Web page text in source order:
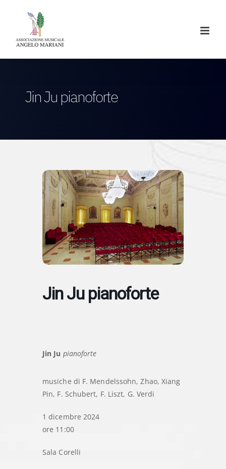
contenuto
Jin Ju pianoforte
Jin Ju pianoforte
Jin Ju pianoforte
musiche di F. Mendelssohn, Zhao, Xiang
Pin, F. Schubert, F. Liszt, G. Verdi
1 dicembre 2024
ore 11:00
Sala Corelli